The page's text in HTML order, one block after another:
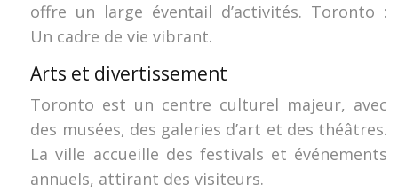
offre un large éventail d’activités. Toronto :
Un cadre de vie vibrant.
Arts et divertissement
Toronto est un centre culturel majeur, avec
des musées, des galeries d’art et des théâtres.
La ville accueille des festivals et événements
annuels, attirant des visiteurs.